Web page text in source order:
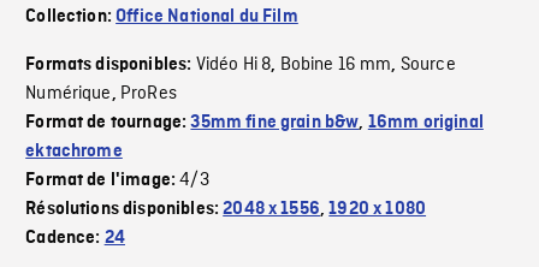
Collection:Office National du Film
Formats disponibles: Vidéo Hi 8, Bobine 16 mm, Source
Numérique, ProRes
Format de tournage:35mm fine grain b&w, 16mm original
ektachrome
Format de l'image:4/3
Résolutions disponibles:2048 x 1556,1920 x 1080
Cadence: 24